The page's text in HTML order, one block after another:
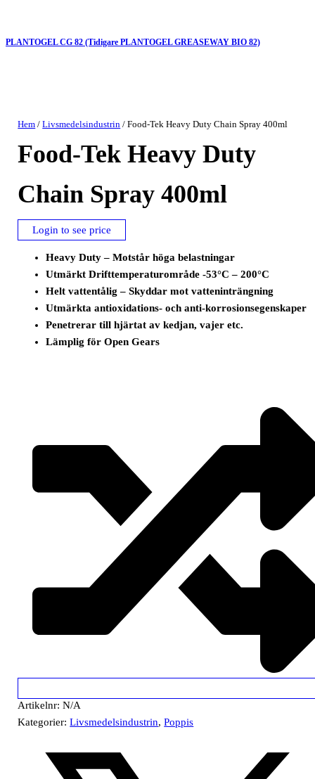
PLANTOGEL CG 82 (Tidigare PLANTOGEL GREASEWAY BIO 82)
Hem /Livsmedelsindustrin / Food-Tek Heavy Duty Chain Spray 400ml
Food-Tek Heavy Duty
Chain Spray 400ml
Login to see price
Heavy Duty – Motstår höga belastningar
Utmärkt Drifttemperaturområde -53°C – 200°C
Helt vattentålig – Skyddar mot vatteninträngning
Utmärkta antioxidations- och anti-korrosionsegenskaper
Penetrerar till hjärtat av kedjan, vajer etc.
Lämplig för Open Gears
Artikelnr:N/A
Kategorier:Livsmedelsindustrin,Poppis